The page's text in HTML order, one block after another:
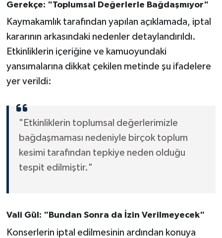
Gerekçe: "Toplumsal Değerlerle Bağdaşmıyor"
Kaymakamlık tarafından yapılan açıklamada, iptal
kararının arkasındaki nedenler detaylandırıldı.
Etkinliklerin içeriğine ve kamuoyundaki
yansımalarına dikkat çekilen metinde şu ifadelere
yer verildi:
"Etkinliklerin toplumsal değerlerimizle
bağdaşmaması nedeniyle birçok toplum
kesimi tarafından tepkiye neden olduğu
tespit edilmiştir."
Vali Gül: "Bundan Sonra da İzin Verilmeyecek"
Konserlerin iptal edilmesinin ardından konuya